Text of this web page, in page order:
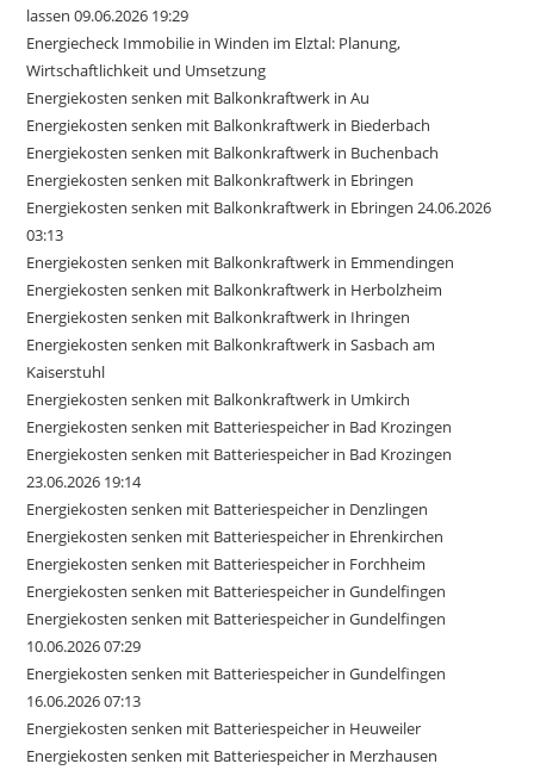
lassen 09.06.2026 19:29
Energiecheck Immobilie in Winden im Elztal: Planung,
Wirtschaftlichkeit und Umsetzung
Energiekosten senken mit Balkonkraftwerk in Au
Energiekosten senken mit Balkonkraftwerk in Biederbach
Energiekosten senken mit Balkonkraftwerk in Buchenbach
Energiekosten senken mit Balkonkraftwerk in Ebringen
Energiekosten senken mit Balkonkraftwerk in Ebringen 24.06.2026
03:13
Energiekosten senken mit Balkonkraftwerk in Emmendingen
Energiekosten senken mit Balkonkraftwerk in Herbolzheim
Energiekosten senken mit Balkonkraftwerk in Ihringen
Energiekosten senken mit Balkonkraftwerk in Sasbach am
Kaiserstuhl
Energiekosten senken mit Balkonkraftwerk in Umkirch
Energiekosten senken mit Batteriespeicher in Bad Krozingen
Energiekosten senken mit Batteriespeicher in Bad Krozingen
23.06.2026 19:14
Energiekosten senken mit Batteriespeicher in Denzlingen
Energiekosten senken mit Batteriespeicher in Ehrenkirchen
Energiekosten senken mit Batteriespeicher in Forchheim
Energiekosten senken mit Batteriespeicher in Gundelfingen
Energiekosten senken mit Batteriespeicher in Gundelfingen
10.06.2026 07:29
Energiekosten senken mit Batteriespeicher in Gundelfingen
16.06.2026 07:13
Energiekosten senken mit Batteriespeicher in Heuweiler
Energiekosten senken mit Batteriespeicher in Merzhausen